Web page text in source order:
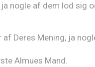
nogle af dem lod sig
Deres Mening, ja
Almues Mand.